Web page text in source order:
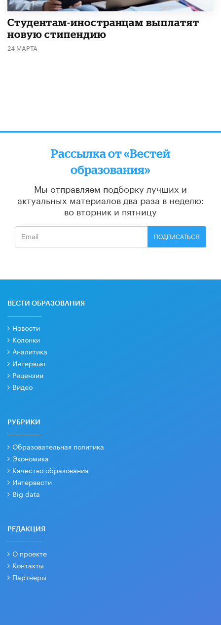
Студентам-иностранцам выплатят
новую стипендию
24 МАРТА
Рассылка от «Вестей
образования»
Мы отправляем подборку лучших и
актуальных материалов два раза в неделю:
во вторник и пятницу
ПОДПИСАТЬСЯ
ВЕСТИ ОБРАЗОВАНИЯ
Новости
Колонки
Аналитика
Интервью
Рецензии
Видео
РУБРИКИ
Образовательная политика
Экономика
Качество образования
Интервести
Big data
РЕДАКЦИЯ
О проекте
Контакты
Партнеры